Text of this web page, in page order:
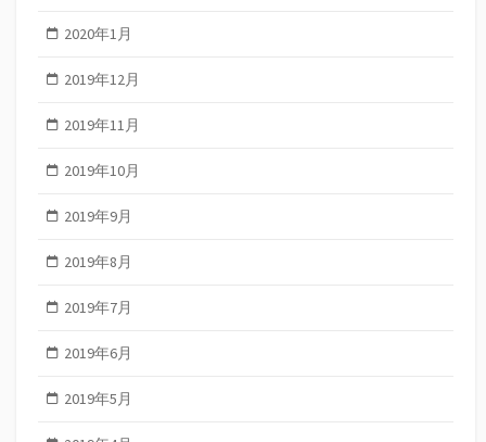
2020年1月
2019年12月
2019年11月
2019年10月
2019年9月
2019年8月
2019年7月
2019年6月
2019年5月